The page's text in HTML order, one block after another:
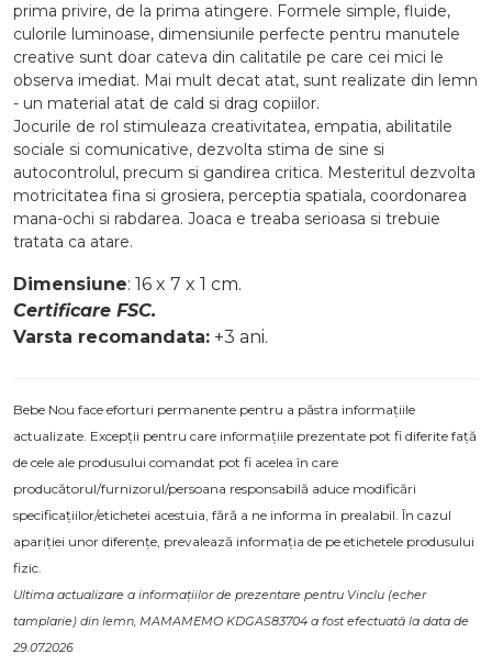
prima privire, de la prima atingere. Formele simple, fluide,
culorile luminoase, dimensiunile perfecte pentru manutele
creative sunt doar cateva din calitatile pe care cei mici le
observa imediat. Mai mult decat atat, sunt realizate din lemn
- un material atat de cald si drag copiilor.
Jocurile de rol stimuleaza creativitatea, empatia, abilitatile
sociale si comunicative, dezvolta stima de sine si
autocontrolul, precum si gandirea critica. Mesteritul dezvolta
motricitatea fina si grosiera, perceptia spatiala, coordonarea
mana-ochi si rabdarea. Joaca e treaba serioasa si trebuie
tratata ca atare.
Dimensiune: 16 x 7 x 1 cm.
Certificare FSC.
Varsta recomandata: +3 ani.
Bebe Nou face eforturi permanente pentru a păstra informațiile
actualizate. Excepții pentru care informațiile prezentate pot fi diferite față
de cele ale produsului comandat pot fi acelea în care
producătorul/furnizorul/persoana responsabilă aduce modificări
specificațiilor/etichetei acestuia, fără a ne informa în prealabil. În cazul
apariției unor diferențe, prevalează informația de pe etichetele produsului
fizic.
Ultima actualizare a informațiilor de prezentare pentru Vinclu (echer
tamplarie) din lemn, MAMAMEMO KDGAS83704 a fost efectuată la data de
29.07.2026